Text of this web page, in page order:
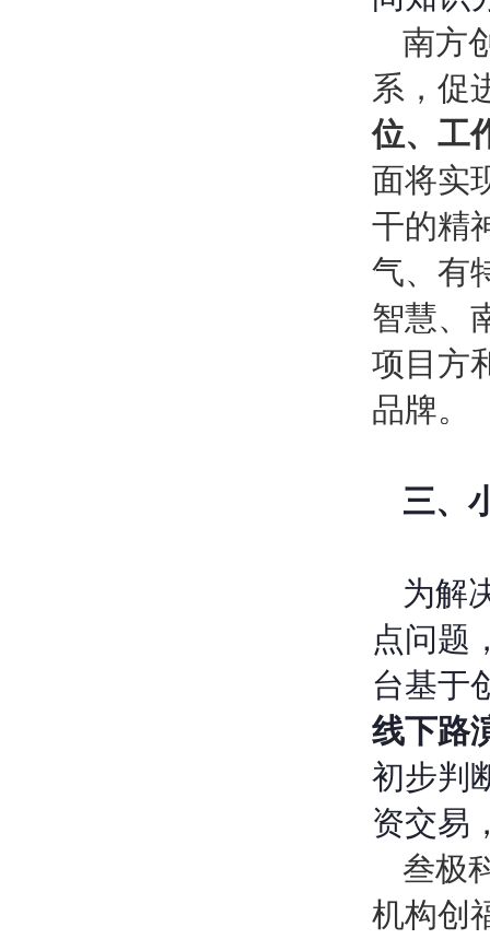
南方
系，促
位、工
面将实
干的精
气、有
智慧、
项目方
品牌。
三、
为解
点问题
台基于
线下路
初步判
资交易
叁极
机构创